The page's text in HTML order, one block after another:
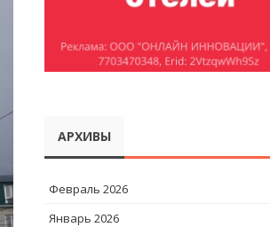
АРХИВЫ
Февраль 2026
Январь 2026